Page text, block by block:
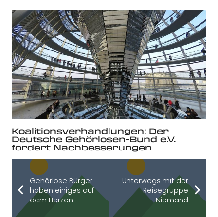
Koalitionsverhandlungen: Der
Deutsche Gehörlosen-Bund e.V.
fordert Nachbesserungen
Gehörlose Bürger
haben einiges auf
dem Herzen
Unterwegs mit der
Reisegruppe
Niemand